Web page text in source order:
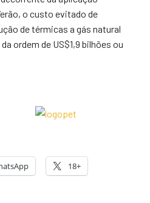
o custo evitado de
de térmicas a gás natural
ordem de US$1,9 bilhões ou
18+